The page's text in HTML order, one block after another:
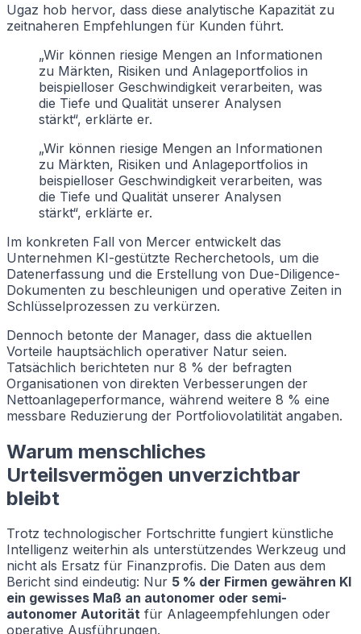
Ugaz hob hervor, dass diese analytische Kapazität zu
zeitnaheren Empfehlungen für Kunden führt.
„Wir können riesige Mengen an Informationen
zu Märkten, Risiken und Anlageportfolios in
beispielloser Geschwindigkeit verarbeiten, was
die Tiefe und Qualität unserer Analysen
stärkt“, erklärte er.
„Wir können riesige Mengen an Informationen
zu Märkten, Risiken und Anlageportfolios in
beispielloser Geschwindigkeit verarbeiten, was
die Tiefe und Qualität unserer Analysen
stärkt“, erklärte er.
Im konkreten Fall von Mercer entwickelt das
Unternehmen KI-gestützte Recherchetools, um die
Datenerfassung und die Erstellung von Due-Diligence-
Dokumenten zu beschleunigen und operative Zeiten in
Schlüsselprozessen zu verkürzen.
Dennoch betonte der Manager, dass die aktuellen
Vorteile hauptsächlich operativer Natur seien.
Tatsächlich berichteten nur 8 % der befragten
Organisationen von direkten Verbesserungen der
Nettoanlageperformance, während weitere 8 % eine
messbare Reduzierung der Portfoliovolatilität angaben.
Warum menschliches
Urteilsvermögen unverzichtbar
bleibt
Trotz technologischer Fortschritte fungiert künstliche
Intelligenz weiterhin als unterstützendes Werkzeug und
nicht als Ersatz für Finanzprofis. Die Daten aus dem
Bericht sind eindeutig: Nur 5 % der Firmen gewähren KI
ein gewisses Maß an autonomer oder semi-
autonomer Autorität für Anlageempfehlungen oder
operative Ausführungen.